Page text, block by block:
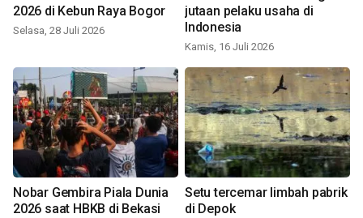
2026 di Kebun Raya Bogor
Selasa, 28 Juli 2026
jutaan pelaku usaha di
Indonesia
Kamis, 16 Juli 2026
Nobar Gembira Piala Dunia
2026 saat HBKB di Bekasi
Setu tercemar limbah pabrik
di Depok